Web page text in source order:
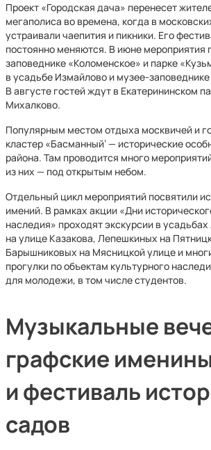
Проект «Городская дача» перенесет
мегаполиса во времена, когда в
устраивали чаепития и пикники. Его
постоянно меняются. В июне мероприятия
заповеднике «Коломенское» и парке
в усадьбе Измайлово и музее-
В августе гостей ждут в Екатерининском
Михалково.
Популярным местом отдыха москвичей и
кластер «Басманный‘ — исторические
района. Там проводится много
из них — под открытым небом.
Отдельный цикл мероприятий посвятили
имений. В рамках акции «Дни
наследия» проходят экскурсии в
на улице Казакова, Лепешкиных на
Барышниковых на Мясницкой улице и
прогулки по объектам культурного
для молодежи, в том числе студентов.
Музыкальные
графские
и фестиваль
садов